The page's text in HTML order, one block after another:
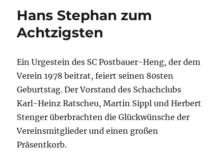
Hans Stephan zum
Achtzigsten
Ein Urgestein des SC Postbauer-Heng, der dem
Verein 1978 beitrat, feiert seinen 80sten
Geburtstag. Der Vorstand des Schachclubs
Karl-Heinz Ratscheu, Martin Sippl und Herbert
Stenger überbrachten die Glückwünsche der
Vereinsmitglieder und einen großen
Präsentkorb.